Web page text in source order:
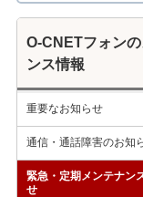
O-CNETフォン
ンス情報
重要なお知らせ
通信・通話障害のお知
緊急・定期メンテナン
せ